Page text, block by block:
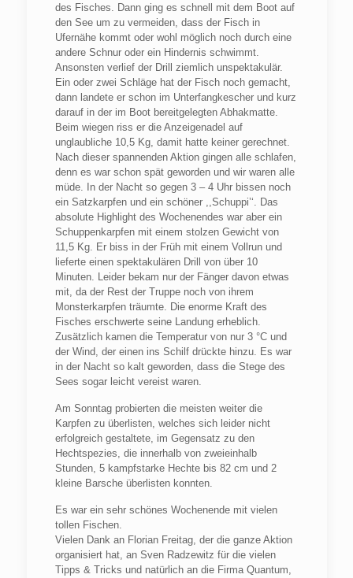
des Fisches. Dann ging es schnell mit dem Boot auf
den See um zu vermeiden, dass der Fisch in
Ufernähe kommt oder wohl möglich noch durch eine
andere Schnur oder ein Hindernis schwimmt.
Ansonsten verlief der Drill ziemlich unspektakulär.
Ein oder zwei Schläge hat der Fisch noch gemacht,
dann landete er schon im Unterfangkescher und kurz
darauf in der im Boot bereitgelegten Abhakmatte.
Beim wiegen riss er die Anzeigenadel auf
unglaubliche 10,5 Kg, damit hatte keiner gerechnet.
Nach dieser spannenden Aktion gingen alle schlafen,
denn es war schon spät geworden und wir waren alle
müde. In der Nacht so gegen 3 – 4 Uhr bissen noch
ein Satzkarpfen und ein schöner ,,Schuppi’‘. Das
absolute Highlight des Wochenendes war aber ein
Schuppenkarpfen mit einem stolzen Gewicht von
11,5 Kg. Er biss in der Früh mit einem Vollrun und
lieferte einen spektakulären Drill von über 10
Minuten. Leider bekam nur der Fänger davon etwas
mit, da der Rest der Truppe noch von ihrem
Monsterkarpfen träumte. Die enorme Kraft des
Fisches erschwerte seine Landung erheblich.
Zusätzlich kamen die Temperatur von nur 3 °C und
der Wind, der einen ins Schilf drückte hinzu. Es war
in der Nacht so kalt geworden, dass die Stege des
Sees sogar leicht vereist waren.
Am Sonntag probierten die meisten weiter die
Karpfen zu überlisten, welches sich leider nicht
erfolgreich gestaltete, im Gegensatz zu den
Hechtspezies, die innerhalb von zweieinhalb
Stunden, 5 kampfstarke Hechte bis 82 cm und 2
kleine Barsche überlisten konnten.
Es war ein sehr schönes Wochenende mit vielen
tollen Fischen.
Vielen Dank an Florian Freitag, der die ganze Aktion
organisiert hat, an Sven Radzewitz für die vielen
Tipps & Tricks und natürlich an die Firma Quantum,